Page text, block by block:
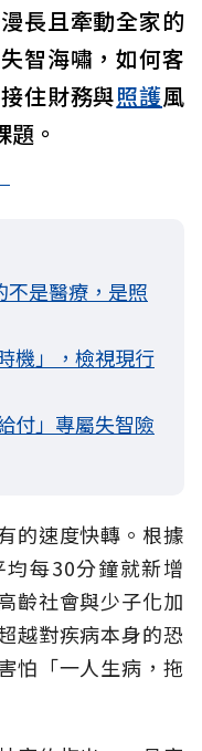
長且牽動全家的
智海嘯，如何客
住財務與照護風
題。
不是醫療，是照
機」，檢視現行
付」專屬失智險
的速度快轉。根據
每30分鐘就新增
齡社會與少子化加
越對疾病本身的恐
怕「一人生病，拖